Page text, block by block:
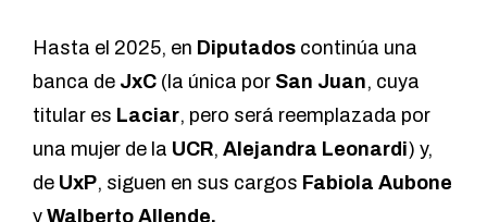
Hasta el 2025, en Diputados continúa una
banca de JxC (la única por San Juan, cuya
titular es Laciar, pero será reemplazada por
una mujer de la UCR, Alejandra Leonardi) y,
de UxP, siguen en sus cargos Fabiola Aubone
y Walberto Allende.